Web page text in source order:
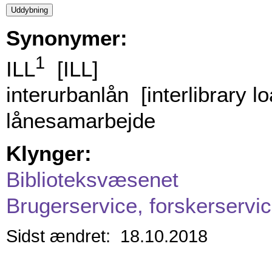
Synonymer:
ILL1
[ILL]
interurbanlån [interlibrary
lånesamarbejde
Klynger:
Biblioteksvæsenet
Brugerservice,
Sidst ændret: 18.10.2018